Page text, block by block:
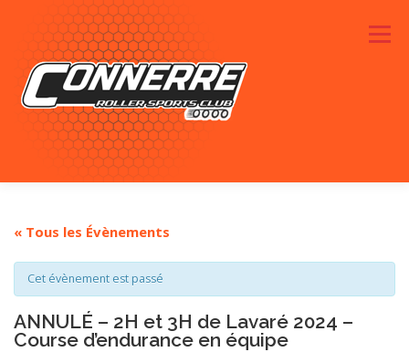
contenu
Menu
PHOTOS SPONSORS
« Tous les Évènements
Cet évènement est passé
ANNULÉ – 2H et 3H de Lavaré 2024 –
Course d’endurance en équipe